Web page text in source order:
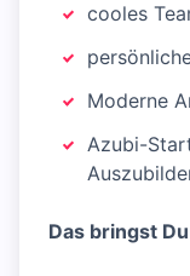
cooles
Moderne
Azubi-
Das bringst